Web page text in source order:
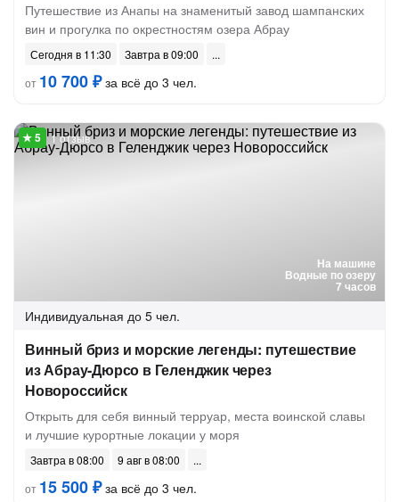
Путешествие из Анапы на знаменитый завод шампанских
вин и прогулка по окрестностям озера Абрау
Сегодня в 11:30
Завтра в 09:00
от 10 700 ₽за всё до 3 чел.
На машине
Водные по озеру
7 часов
1 отзыв
Индивидуальная до 5 чел.
Винный бриз и морские легенды: путешествие
из Абрау-Дюрсо в Геленджик через
Новороссийск
Открыть для себя винный терруар, места воинской славы
и лучшие курортные локации у моря
Завтра в 08:00
9 авг в 08:00
от 15 500 ₽за всё до 3 чел.